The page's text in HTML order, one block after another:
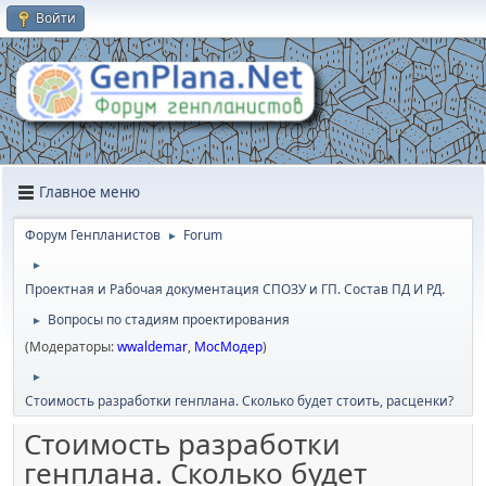
Войти
Главное меню
Форум Генпланистов ► Forum
►
Проектная и Рабочая документация СПОЗУ и ГП. Состав ПД И РД.
►
Вопросы по стадиям проектирования
(Модераторы:wwaldemar, МосМодер)
►
Стоимость разработки генплана. Сколько будет стоить, расценки?
Стоимость разработки
генплана. Сколько будет